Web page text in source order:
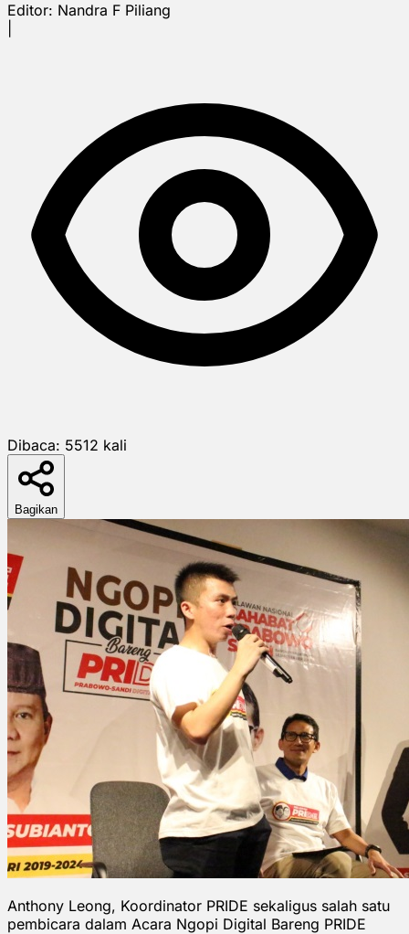
Editor: Nandra F Piliang
Dibaca: 5512 kali
Bagikan
Anthony Leong, Koordinator PRIDE sekaligus salah satu
pembicara dalam Acara Ngopi Digital Bareng PRIDE